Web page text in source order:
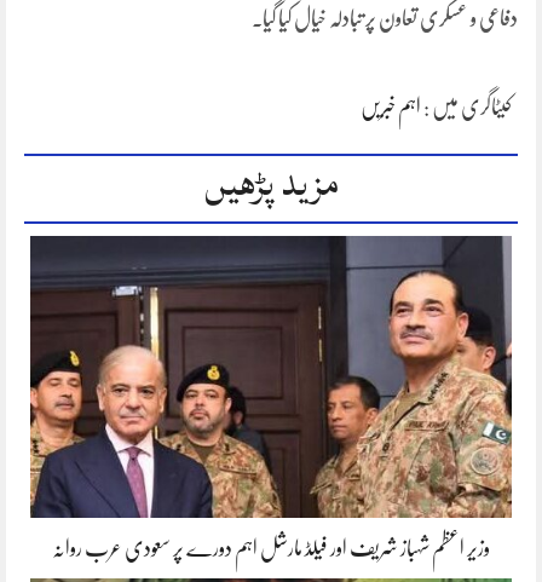
دفاعی و عسکری تعاون پر تبادلہ خیال کیا گیا۔
کیٹاگری میں : اہم خبریں
مزید پڑھیں
وزیر اعظم شہباز شریف اور فیلڈ مارشل اہم دورے پر سعودی عرب روانہ